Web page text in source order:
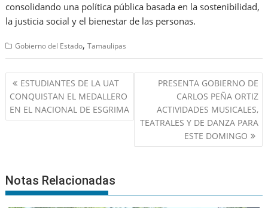
consolidando una política pública basada en la sostenibilidad,
la justicia social y el bienestar de las personas.
Gobierno del Estado,Tamaulipas
Navegación
de
entradas
ESTUDIANTES DE LA UAT
CONQUISTAN EL MEDALLERO
EN EL NACIONAL DE ESGRIMA
PRESENTA GOBIERNO DE
CARLOS PEÑA ORTIZ
ACTIVIDADES MUSICALES,
TEATRALES Y DE DANZA PARA
ESTE DOMINGO
Notas Relacionadas